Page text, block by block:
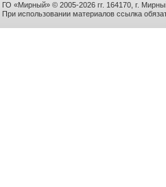
ГО «Мирный» © 2005-2026 гг. 164170, г.
При использовании материалов ссылка